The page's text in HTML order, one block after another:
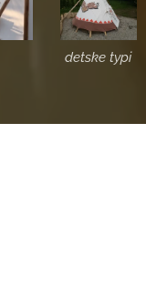
detske typi